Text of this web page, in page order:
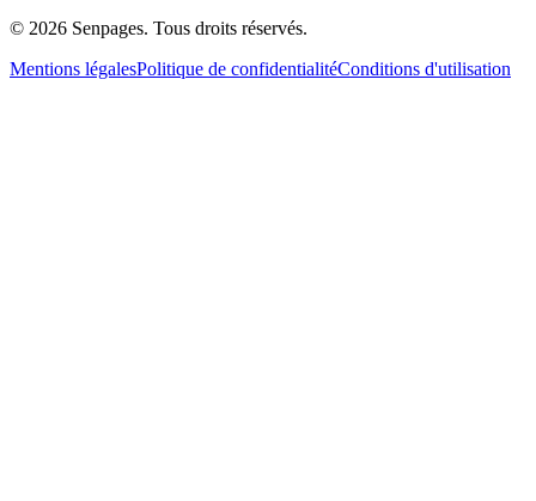
© 2026 Senpages. Tous droits réservés.
Mentions légalesPolitique de confidentialitéConditions d'utilisation